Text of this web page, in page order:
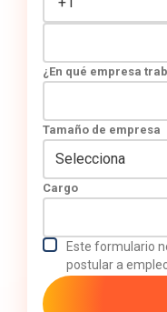
¿En qué empresa
Tamaño de empresa
Cargo
Este formulario
postular a